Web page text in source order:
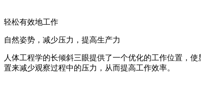
轻松有效地工作
自然姿势，减少压力，提高生产力
人体工程学的长倾斜三眼提供了一个优化的工作位置，
置来减少观察过程中的压力，从而提高工作效率。